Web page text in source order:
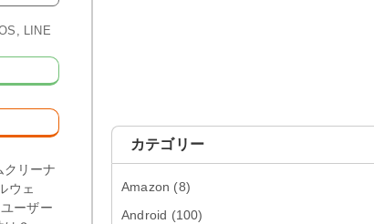
LINE
クリーナ
ウェ
ーザー
版をリリース。AIプロ...
イバル 26.40」iOS向...
カテゴリー
Amazon (8)
Android (100)